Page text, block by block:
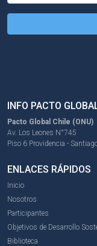
INFO PACTO
Pacto Global Chile (ONU)
Av. Los Leones N°745
Piso 6 Providencia -
ENLACES RÁPIDOS
Inicio
Nosotros
Participantes
Objetivos de Desarrollo
Biblioteca